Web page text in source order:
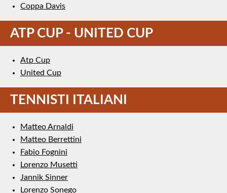
Coppa Davis
ATP CUP - UNITED CUP
Atp Cup
United Cup
TENNISTI ITALIANI
Matteo Arnaldi
Matteo Berrettini
Fabio Fognini
Lorenzo Musetti
Jannik Sinner
Lorenzo Sonego